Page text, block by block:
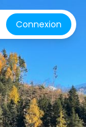
Connexion